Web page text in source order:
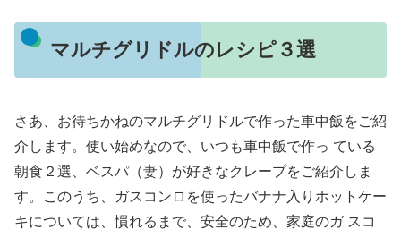
マルチグリドルのレシピ３選
さあ、お待ちかねのマルチグリドルで作った車中飯をご紹
介します。使い始めなので、いつも車中飯で作っ ている
朝食２選、ベスパ（妻）が好きなクレープをご紹介しま
す。このうち、ガスコンロを使ったバナナ入りホットケー
キについては、慣れるまで、安全のため、家庭のガ スコ